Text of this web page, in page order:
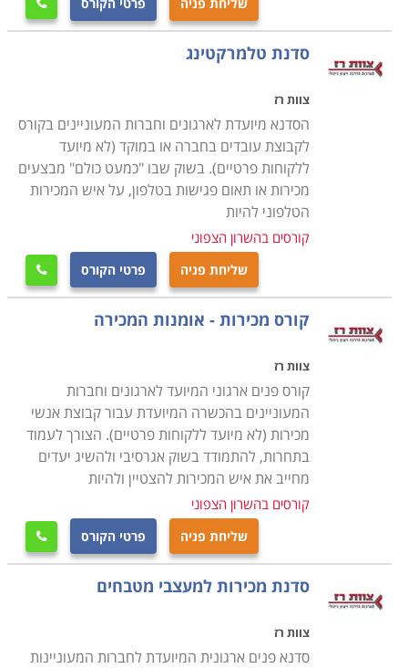

סדנת טלמרקטינג
צוות רז
הסדנא מיועדת לארגונים וחברות המעוניינים בקורס
לקבוצת עובדים בחברה או במוקד (לא מיועד
ללקוחות פרטיים). בשוק שבו "כמעט כולם" מבצעים
מכירות או תאום פגישות בטלפון, על איש המכירות
הטלפוני להיות
קורסים בהשרון הצפוני
שליחת פניה פרטי הקורס 
קורס מכירות - אומנות המכירה
צוות רז
קורס פנים ארגוני המיועד לארגונים וחברות
המעוניינים בהכשרה המיועדת עבור קבוצת אנשי
מכירות (לא מיועד ללקוחות פרטיים). הצורך לעמוד
בתחרות, להתמודד בשוק אגרסיבי ולהשיג יעדים
מחייב את איש המכירות להצטיין ולהיות
קורסים בהשרון הצפוני
שליחת פניה פרטי הקורס 
סדנת מכירות למעצבי מטבחים
צוות רז
סדנא פנים ארגונית המיועדת לחברות המעוניינות